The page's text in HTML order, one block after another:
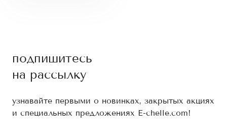
подпишитесь
на рассылку
узнавайте первыми о новинках, закрытых акциях
и специальных предложениях E-chelle.com!